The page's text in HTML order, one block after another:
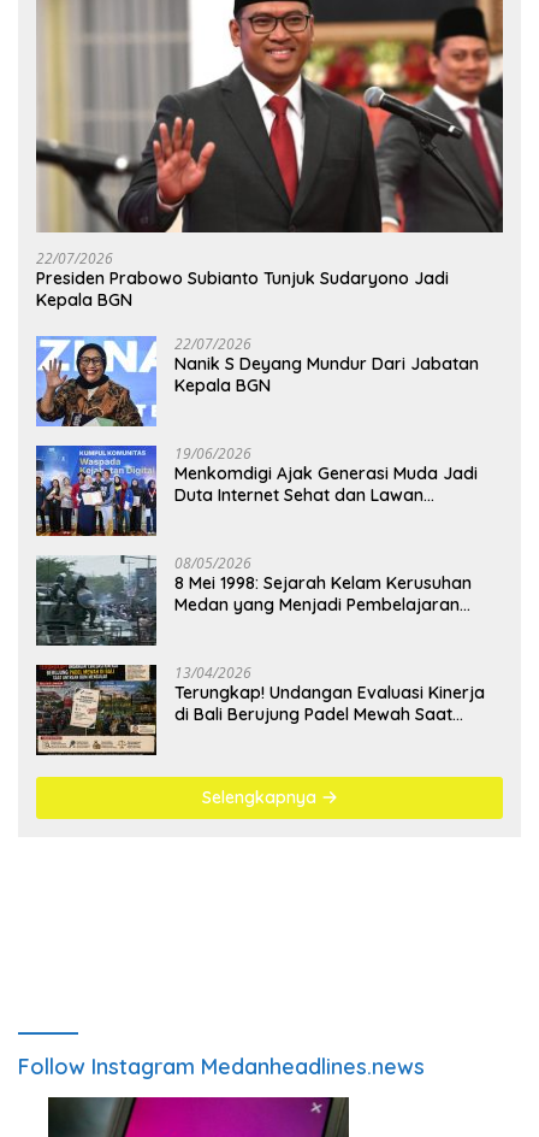
22/07/2026
Presiden Prabowo Subianto Tunjuk Sudaryono Jadi
Kepala BGN
22/07/2026
Nanik S Deyang Mundur Dari Jabatan
Kepala BGN
19/06/2026
Menkomdigi Ajak Generasi Muda Jadi
Duta Internet Sehat dan Lawan
08/05/2026
8 Mei 1998: Sejarah Kelam Kerusuhan
Medan yang Menjadi Pembelajaran
13/04/2026
Terungkap! Undangan Evaluasi Kinerja
di Bali Berujung Padel Mewah Saat
Selengkapnya
Follow Instagram Medanheadlines.news